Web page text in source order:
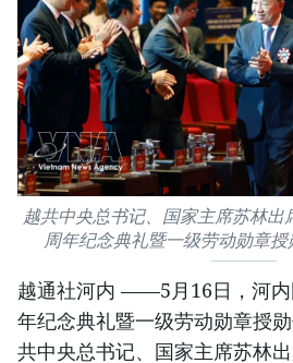
越共中央总书记、国家主席苏林出
周年纪念典礼暨一级劳动勋章
越通社河内 ——5月16日，河内
年纪念典礼暨一级劳动勋章授
共中央总书记、国家主席苏林出